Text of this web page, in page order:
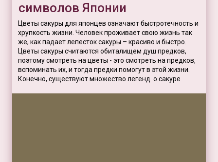
символов Японии
Цветы сакуры для японцев означают быстротечность и
хрупкость жизни. Человек проживает свою жизнь так
же, как падает лепесток сакуры – красиво и быстро.
Цветы сакуры считаются обиталищем душ предков,
поэтому смотреть на цветы - это смотреть на предков,
вспоминать их, и тогда предки помогут в этой жизни.
Конечно, существуют множество легенд о сакуре